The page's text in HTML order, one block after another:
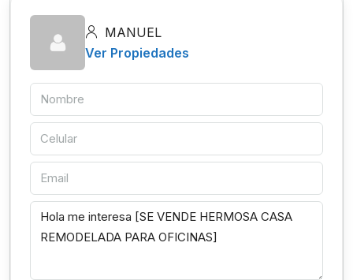
MANUEL
Ver Propiedades